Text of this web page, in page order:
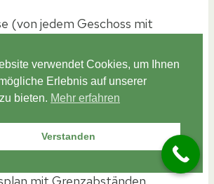
(von jedem Geschoss mit
relevanten Bereiche wie:
Dachform, Garagen usw.)
(von jeder Hausfassade mit
Beschriftungen)
(Strom, Wasser, Telekom,
Liegenschaftsentwässerung)
verwendet Cookies, um Ihnen
Erlebnis auf unserer
bieten. Mehr erfahren
Verstanden